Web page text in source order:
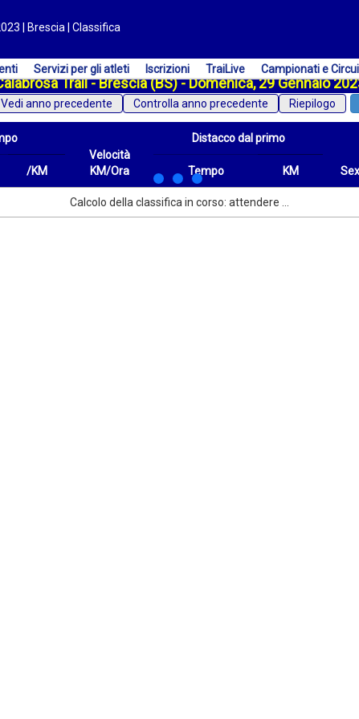
| Brescia | Classifica
Servizi per gli atleti Iscrizioni TraiLive Campionati e
Trail - Brescia (BS) - Domenica, 29 Gennaio
Vedi anno precedente Riepilogo
Velocità
KM/Ora
Distacco dal primo
Sex
/KM Tempo
KM
Velocità
Distacco dal primo
Tempo
Calcolo della classifica in corso: attendere ...